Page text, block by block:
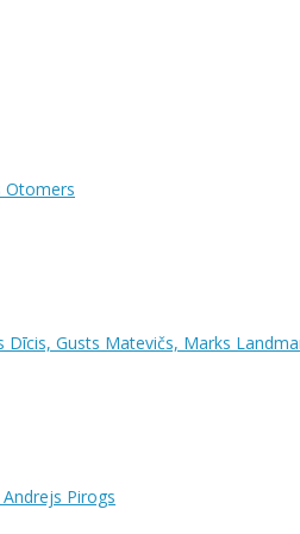
Otomers
Dīcis, Gusts Matevičs, Marks
Andrejs Pirogs